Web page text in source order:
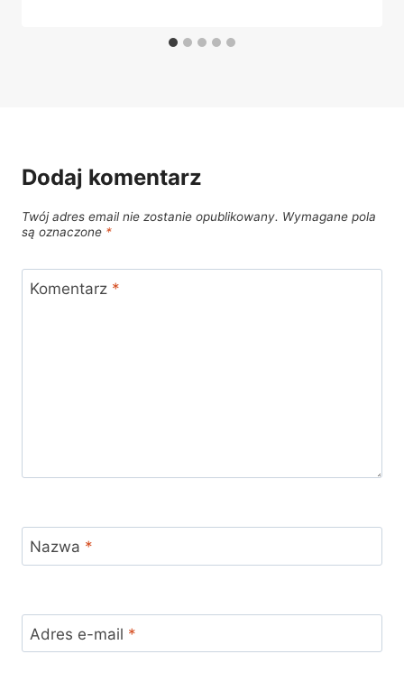
Dodaj komentarz
Twój adres email nie zostanie opublikowany. Wymagane pola
są oznaczone *
Komentarz *
Nazwa *
Adres e-mail *